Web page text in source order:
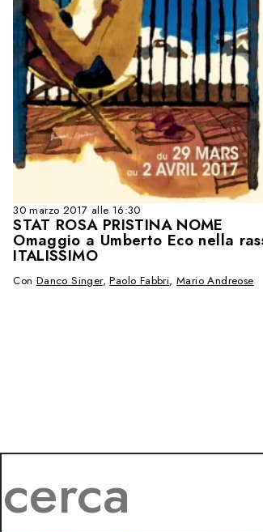
30 marzo 2017 alle 16:30
STAT ROSA PRISTINA NOME
Omaggio a Umberto Eco nella
ITALISSIMO
Con Danco Singer,Paolo Fabbri,Mario Andreose